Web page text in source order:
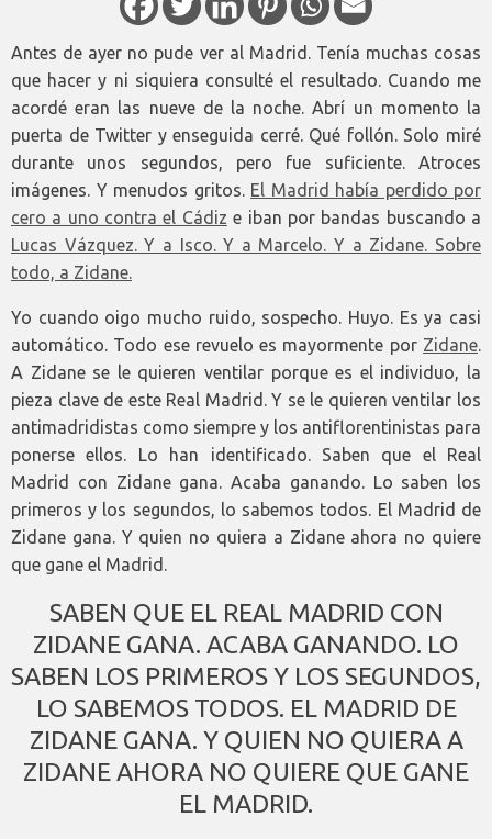
Antes de ayer no pude ver al Madrid. Tenía muchas cosas
que hacer y ni siquiera consulté el resultado. Cuando me
acordé eran las nueve de la noche. Abrí un momento la
puerta de Twitter y enseguida cerré. Qué follón. Solo miré
durante unos segundos, pero fue suficiente. Atroces
imágenes. Y menudos gritos. El Madrid había perdido por
cero a uno contra el Cádiz e iban por bandas buscando a
Lucas Vázquez. Y a Isco. Y a Marcelo. Y a Zidane. Sobre
todo, a Zidane.
Yo cuando oigo mucho ruido, sospecho. Huyo. Es ya casi
automático. Todo ese revuelo es mayormente por Zidane.
A Zidane se le quieren ventilar porque es el individuo, la
pieza clave de este Real Madrid. Y se le quieren ventilar los
antimadridistas como siempre y los antiflorentinistas para
ponerse ellos. Lo han identificado. Saben que el Real
Madrid con Zidane gana. Acaba ganando. Lo saben los
primeros y los segundos, lo sabemos todos. El Madrid de
Zidane gana. Y quien no quiera a Zidane ahora no quiere
que gane el Madrid.
SABEN QUE EL REAL MADRID CON
ZIDANE GANA. ACABA GANANDO. LO
SABEN LOS PRIMEROS Y LOS SEGUNDOS,
LO SABEMOS TODOS. EL MADRID DE
ZIDANE GANA. Y QUIEN NO QUIERA A
ZIDANE AHORA NO QUIERE QUE GANE
EL MADRID.